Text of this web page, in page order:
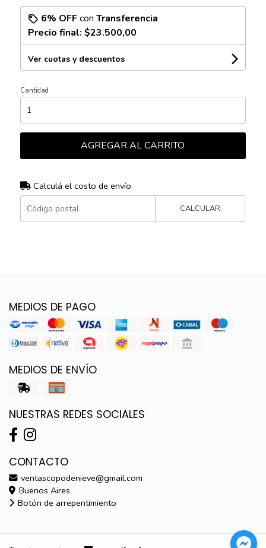
6% OFFcon Transferencia
Precio final: $23.500,00
Ver cuotas y descuentos
Cantidad
AGREGAR AL CARRITO
Calculá el costo de envío
CALCULAR
MEDIOS DE PAGO
MEDIOS DE ENVÍO
NUESTRAS REDES SOCIALES
CONTACTO
ventascopodenieve@gmail.com
Buenos Aires
Botón de arrepentimiento